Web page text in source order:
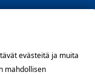
evästeitä ja muita
mahdollisen